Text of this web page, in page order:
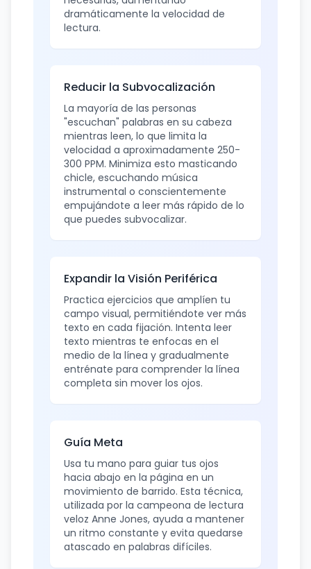
dramáticamente la velocidad de
lectura.
Reducir la Subvocalización
La mayoría de las personas
"escuchan" palabras en su cabeza
mientras leen, lo que limita la
velocidad a aproximadamente 250-
300 PPM. Minimiza esto masticando
chicle, escuchando música
instrumental o conscientemente
empujándote a leer más rápido de lo
que puedes subvocalizar.
Expandir la Visión Periférica
Practica ejercicios que amplíen tu
campo visual, permitiéndote ver más
texto en cada fijación. Intenta leer
texto mientras te enfocas en el
medio de la línea y gradualmente
entrénate para comprender la línea
completa sin mover los ojos.
Guía Meta
Usa tu mano para guiar tus ojos
hacia abajo en la página en un
movimiento de barrido. Esta técnica,
utilizada por la campeona de lectura
veloz Anne Jones, ayuda a mantener
un ritmo constante y evita quedarse
atascado en palabras difíciles.